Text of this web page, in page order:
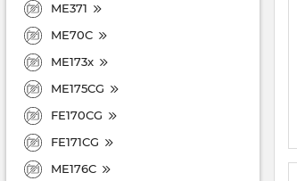
ME371
ME70C
ME173x
ME175CG
FE170CG
FE171CG
ME176C